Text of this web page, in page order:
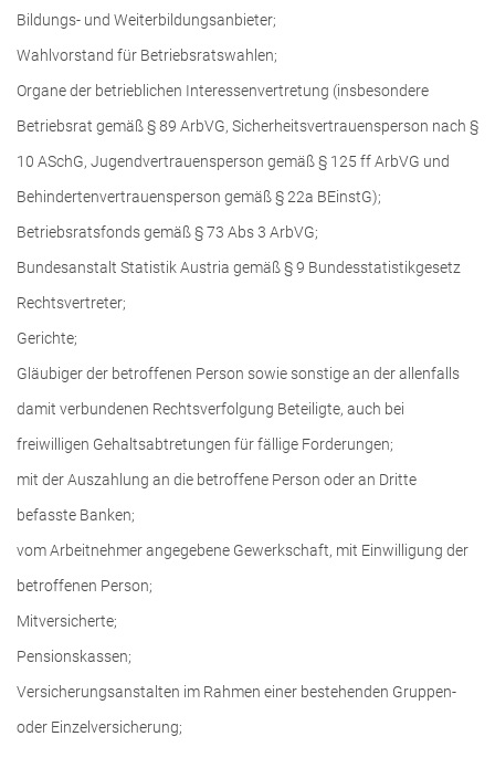
Bildungs- und Weiterbildungsanbieter;
Wahlvorstand für Betriebsratswahlen;
Organe der betrieblichen Interessenvertretung (insbesondere
Betriebsrat gemäß § 89 ArbVG, Sicherheitsvertrauensperson nach §
10 ASchG, Jugendvertrauensperson gemäß § 125 ff ArbVG und
Behindertenvertrauensperson gemäß § 22a BEinstG);
Betriebsratsfonds gemäß § 73 Abs 3 ArbVG;
Bundesanstalt Statistik Austria gemäß § 9 Bundesstatistikgesetz
Rechtsvertreter;
Gerichte;
Gläubiger der betroffenen Person sowie sonstige an der allenfalls
damit verbundenen Rechtsverfolgung Beteiligte, auch bei
freiwilligen Gehaltsabtretungen für fällige Forderungen;
mit der Auszahlung an die betroffene Person oder an Dritte
befasste Banken;
vom Arbeitnehmer angegebene Gewerkschaft, mit Einwilligung der
betroffenen Person;
Mitversicherte;
Pensionskassen;
Versicherungsanstalten im Rahmen einer bestehenden Gruppen-
oder Einzelversicherung;